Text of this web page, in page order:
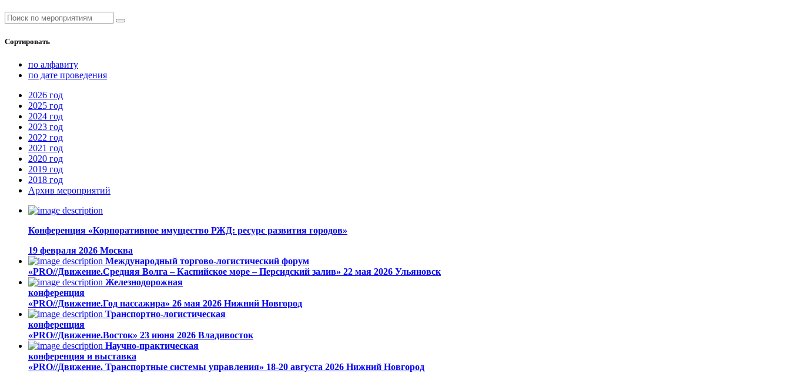
Сортировать
по алфавиту
по дате проведения
2026 год
2025 год
2024 год
2023 год
2022 год
2021 год
2020 год
2019 год
2018 год
Архив мероприятий
Конференция «Корпоративное имущество РЖД: ресурс развития городов»
19 февраля 2026 Москва
Международный торгово-логистический форум
«PRO//Движение.Средняя Волга – Каспийское море – Персидский залив» 22 мая 2026 Ульяновск
Железнодорожная
конференция
«PRO//Движение.Год пассажира» 26 мая 2026 Нижний Новгород
Транспортно-логистическая
конференция
«PRO//Движение.Восток» 23 июня 2026 Владивосток
Научно-практическая
конференция и выставка
«PRO//Движение. Транспортные системы управления» 18-20 августа 2026 Нижний Новгород